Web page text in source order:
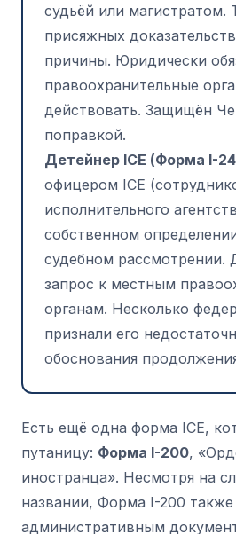
судьёй или магистратом.
присяжных
причины. Юридически
правоохранительные
действовать. Защищён
поправкой.
Детейнер ICE (Форма I-
офицером ICE
исполнительного
собственном
судебном рассмотрении.
запрос к местным
органам. Несколько
признали его
обоснования
Есть ещё одна форма ICE,
путаницу: Форма I-200,
иностранца». Несмотря на
названии, Форма I-200 также
административным